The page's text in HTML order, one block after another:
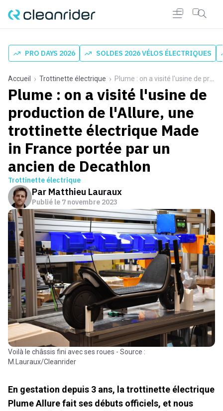
PRO DAYS 2026 SOLDES 2026 VÉLOS ÉLECTRIQUES
Accueil Trottinette électrique Plume : on a visité l'usine de production de l'Allure, une trottinette électrique Made in France portée par un ancien de Decathlon
Plume : on a visité l'usine de
production de l'Allure, une
trottinette électrique Made
in France portée par un
ancien de Decathlon
Trottinette électrique
Par Matthieu Lauraux
Publié le 7 novembre 2023
Voilà le châssis fini avec ses roues - Source :
M.Lauraux/Cleanrider
En gestation depuis 3 ans, la trottinette électrique
Plume Allure fait ses débuts officiels, et nous